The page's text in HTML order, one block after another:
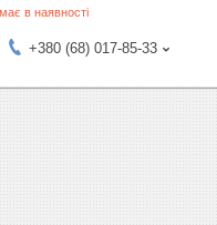
в наявності
+380 (68) 017-85-33